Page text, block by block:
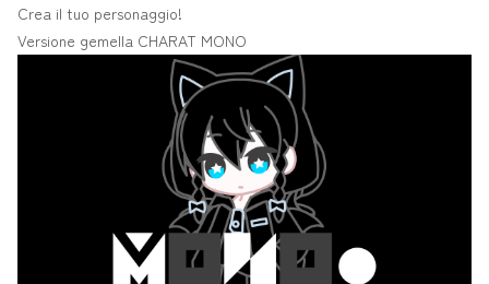
Crea il tuo personaggio!
Versione gemella CHARAT MONO